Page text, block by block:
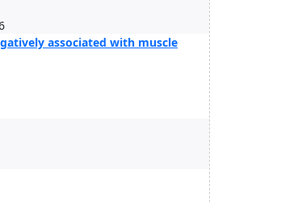
associated with muscle